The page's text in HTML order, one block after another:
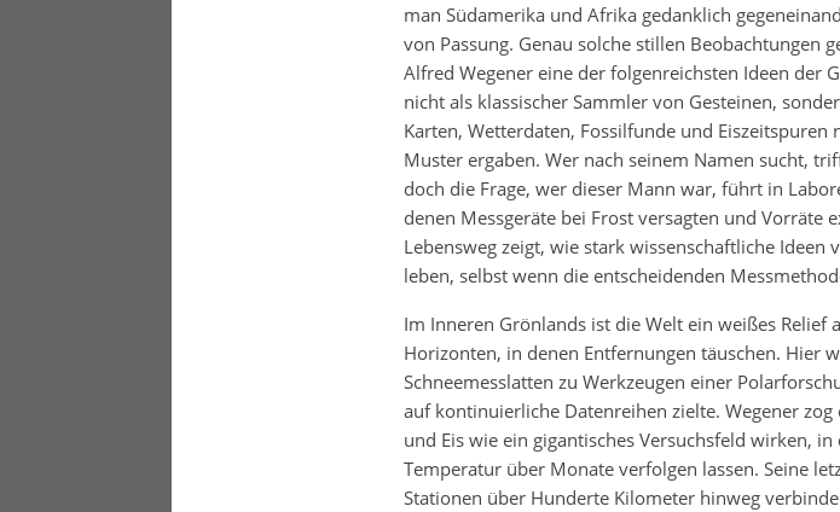
man Südamerika und Afrika gedanklich
von Passung. Genau solche stillen Beobachtungen
Alfred Wegener eine der folgenreichsten Ideen der
nicht als klassischer Sammler von Gesteinen,
Karten, Wetterdaten, Fossilfunde und
Muster ergaben. Wer nach seinem Namen sucht,
doch die Frage, wer dieser Mann war, führt in
denen Messgeräte bei Frost versagten und Vorräte
Lebensweg zeigt, wie stark wissenschaftliche
leben, selbst wenn die entscheidenden
Im Inneren Grönlands ist die Welt ein weißes Relief
Horizonten, in denen Entfernungen täuschen. Hier
Schneemesslatten zu Werkzeugen einer
auf kontinuierliche Datenreihen zielte. Wegener
und Eis wie ein gigantisches Versuchsfeld wirken,
Temperatur über Monate verfolgen lassen. Seine
Stationen über Hunderte Kilometer hinweg